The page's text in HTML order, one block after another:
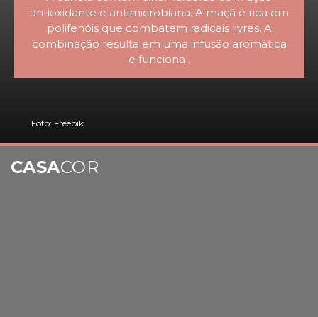
antioxidante e antimicrobiana. A maçã é rica em
polifenóis que combatem radicais livres. A
combinação resulta em uma infusão aromática
e funcional.
Foto: Freepik
CASACOR